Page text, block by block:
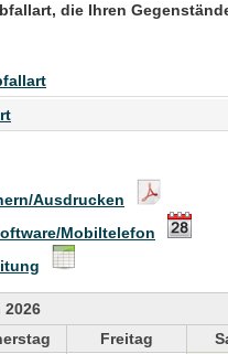
die Ihren
Ausdrucken
Mobiltelefon
2026
Freitag